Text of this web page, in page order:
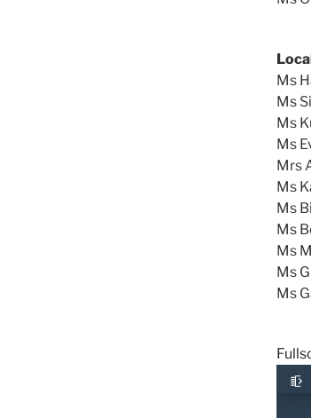
Ms
Ms
Ms
Ms
Mrs
Ms
Ms
Ms
Ms
Ms
Ms